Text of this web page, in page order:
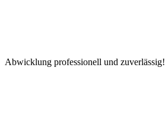
Abwicklung professionell und zuverlässig!